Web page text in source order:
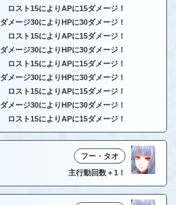
ロスト15によりAPに15ダメージ！
ダメージ30によりHPに30ダメージ！
ロスト15によりAPに15ダメージ！
ダメージ30によりHPに30ダメージ！
ロスト15によりAPに15ダメージ！
ダメージ30によりHPに30ダメージ！
ロスト15によりAPに15ダメージ！
ダメージ30によりHPに30ダメージ！
ロスト15によりAPに15ダメージ！
フー・タオ
主行動回数＋1！